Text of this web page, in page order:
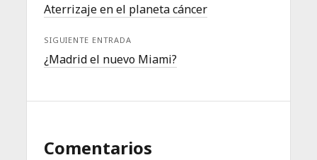
Aterrizaje en el planeta cáncer
SIGUIENTE ENTRADA
¿Madrid el nuevo Miami?
Comentarios